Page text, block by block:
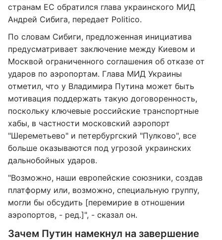
странам ЕС обратился глава украинского МИД
Андрей Сибига, передает Politico.
По словам Сибиги, предложенная инициатива
предусматривает заключение между Киевом и
Москвой ограниченного соглашения об отказе от
ударов по аэропортам. Глава МИД Украины
отметил, что у Владимира Путина может быть
мотивация поддержать такую договоренность,
поскольку ключевые российские транспортные
хабы, в частности московский аэропорт
"Шереметьево" и петербургский "Пулково", все
больше оказываются под угрозой украинских
дальнобойных ударов.
"Возможно, наши европейские союзники, создав
платформу или, возможно, специальную группу,
могли бы обсудить [перемирие в отношении
аэропортов, - ред.]", - сказал он.
Зачем Путин намекнул на завершение